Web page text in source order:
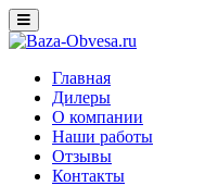
Toggle
navigation
Главная
Дилеры
О компании
Наши работы
Отзывы
Контакты